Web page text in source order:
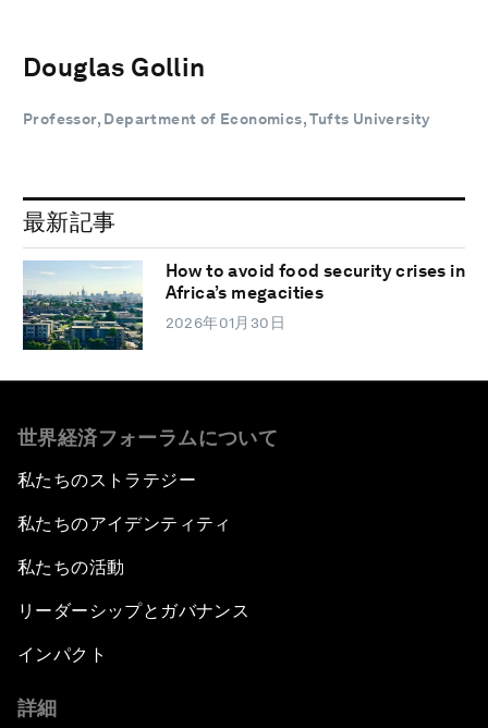
Douglas Gollin
Professor, Department of Economics, Tufts University
最新記事
How to avoid food security crises in
Africa’s megacities
2026年01月30日
世界経済フォーラムについて
私たちのストラテジー
私たちのアイデンティティ
私たちの活動
リーダーシップとガバナンス
インパクト
詳細